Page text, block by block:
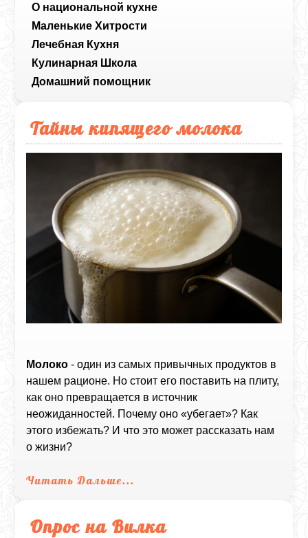
О национальной кухне
Маленькие Хитрости
Лечебная Кухня
Кулинарная Школа
Домашний помощник
Тайны кипящего молока
Молоко - один из самых привычных продуктов в
нашем рационе. Но стоит его поставить на плиту,
как оно превращается в источник
неожиданностей. Почему оно «убегает»? Как
этого избежать? И что это может рассказать нам
о жизни?
Читать Дальше...
Опрос на Вилка